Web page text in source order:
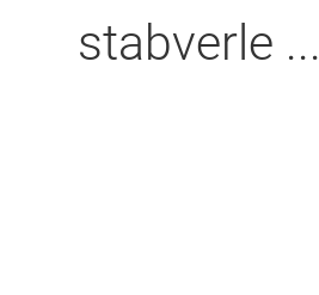
stabverle ...